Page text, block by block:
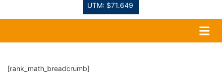
UTM: $71.649
[rank_math_breadcrumb]